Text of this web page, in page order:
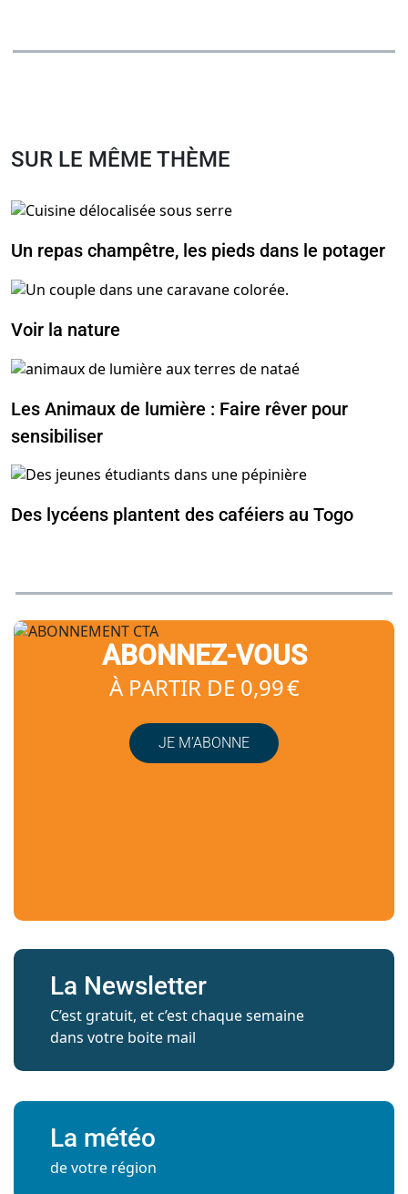
SUR LE MÊME THÈME
Un repas champêtre, les pieds dans le potager
Voir la nature
Les Animaux de lumière : Faire rêver pour
sensibiliser
Des lycéens plantent des caféiers au Togo
ABONNEZ-VOUS
À PARTIR DE 0,99 €
JE M’ABONNE
La Newsletter
C’est gratuit, et c’est chaque semaine
dans votre boite mail
La météo
de votre région